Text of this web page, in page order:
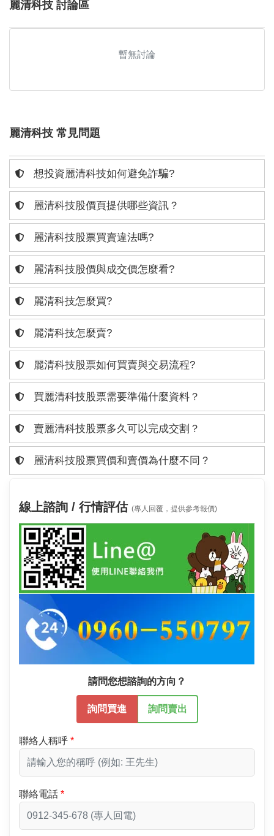
麗清科技 討論區
暫無討論
麗清科技 常見問題
想投資麗清科技如何避免詐騙?
麗清科技股價頁提供哪些資訊？
麗清科技股票買賣違法嗎?
麗清科技股價與成交價怎麼看?
麗清科技怎麼買?
麗清科技怎麼賣?
麗清科技股票如何買賣與交易流程?
買麗清科技股票需要準備什麼資料？
賣麗清科技股票多久可以完成交割？
麗清科技股票買價和賣價為什麼不同？
線上諮詢 / 行情評估 (專人回覆，提供參考報價)
請問您想諮詢的方向？
詢問買進 詢問賣出
聯絡人稱呼
聯絡電話